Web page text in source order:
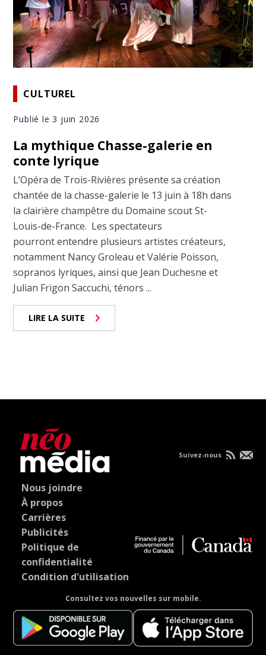
CULTUREL
Publié le 3 juin 2026
La mythique Chasse-galerie en
conte lyrique
L’Opéra de Trois-Rivières présente sa création
chantée de la chasse-galerie le 13 juin à 18h dans
la clairière champêtre du Domaine scout St-
Louis-de-France. Les spectateurs
pourront entendre plusieurs artistes créateurs,
notamment Nancy Groleau et Valérie Poisson,
sopranos lyriques, ainsi que Jean Duchesne et
Julian Frigon Saccuchi, ténors ...
LIRE LA SUITE
Nous joindre
À propos
Carrières
Publicités
Politique de
confidentialité
Condition d'utilisation
Consultez vos nouvelles sur mobile.
Suivez-nous